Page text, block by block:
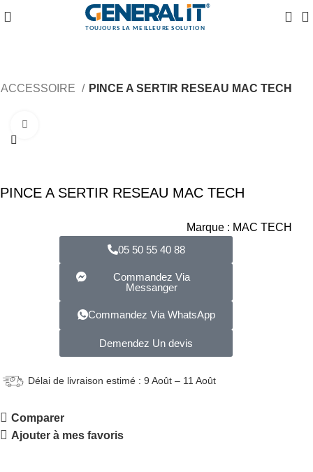
ACCESSOIRE PINCE A SERTIR RESEAU MAC TECH
PINCE A SERTIR RESEAU MAC TECH
Marque : MAC TECH
05 50 55 40 88
Commandez Via
Messanger
Commandez Via WhatsApp
Demendez Un devis
Délai de livraison estimé : 9 Août – 11 Août
Comparer
Ajouter à mes favoris